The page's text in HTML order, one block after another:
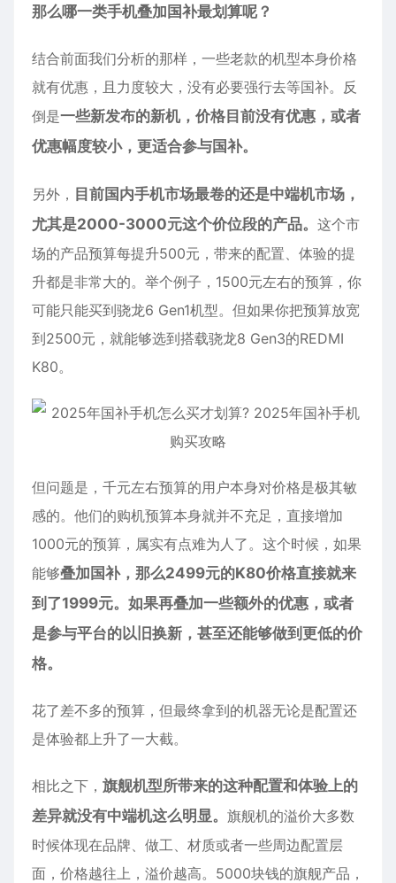
那么哪一类手机叠加国补最划算呢？
结合前面我们分析的那样，一些老款的机型本身价格
就有优惠，且力度较大，没有必要强行去等国补。反
倒是一些新发布的新机，价格目前没有优惠，或者
优惠幅度较小，更适合参与国补。
另外， 目前国内手机市场最卷的还是中端机市场，
尤其是2000-3000元这个价位段的产品。 这个市
场的产品预算每提升500元，带来的配置、体验的提
升都是非常大的。举个例子，1500元左右的预算，你
可能只能买到骁龙6 Gen1机型。但如果你把预算放宽
到2500元，就能够选到搭载骁龙8 Gen3的REDMI
K80。
但问题是，千元左右预算的用户本身对价格是极其敏
感的。他们的购机预算本身就并不充足，直接增加
1000元的预算，属实有点难为人了。这个时候，如果
能够叠加国补，那么2499元的K80价格直接就来
到了1999元。如果再叠加一些额外的优惠，或者
是参与平台的以旧换新，甚至还能够做到更低的价
格。
花了差不多的预算，但最终拿到的机器无论是配置还
是体验都上升了一大截。
相比之下， 旗舰机型所带来的这种配置和体验上的
差异就没有中端机这么明显。 旗舰机的溢价大多数
时候体现在品牌、做工、材质或者一些周边配置层
面，价格越往上，溢价越高。5000块钱的旗舰产品，